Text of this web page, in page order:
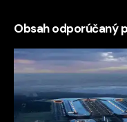
Obsah odporúčaný